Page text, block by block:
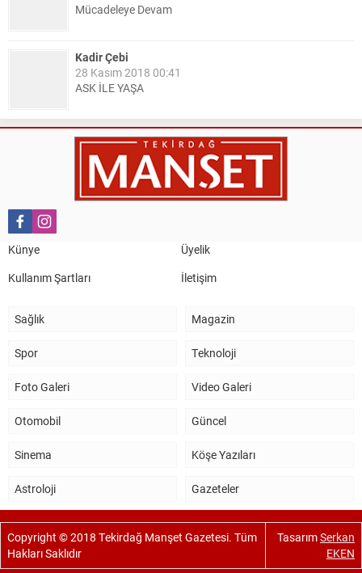
Mücadeleye Devam
Kadir Çebi
28 Kasım 2018 00:41
ASK İLE YAŞA
Nail Kazanç
10 Mart 2023 21:36
HAYDİ TEKİRDAĞ MAÇA !!!!
TEKİRDAĞ İL EMNİYET MÜDÜRÜMÜZE HAYIRLI OLSUN
Künye
Üyelik
Kullanım Şartları
İletişim
Sağlık Magazin
Spor Teknoloji
Foto Galeri Video Galeri
Otomobil Güncel
Sinema Köşe Yazıları
Astroloji Gazeteler
Copyright © 2018 Tekirdağ Manşet Gazetesi. Tüm
Hakları Saklıdır
TasarımSerkan
EKEN